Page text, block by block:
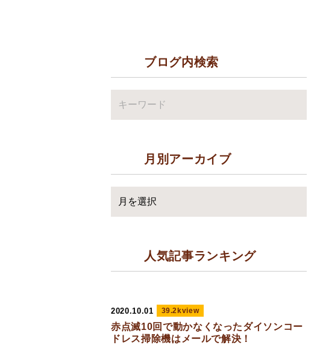
ブログ内検索
月別アーカイブ
人気記事ランキング
2020.10.01 39.2kview
赤点滅10回で動かなくなったダイソンコー
ドレス掃除機はメールで解決！